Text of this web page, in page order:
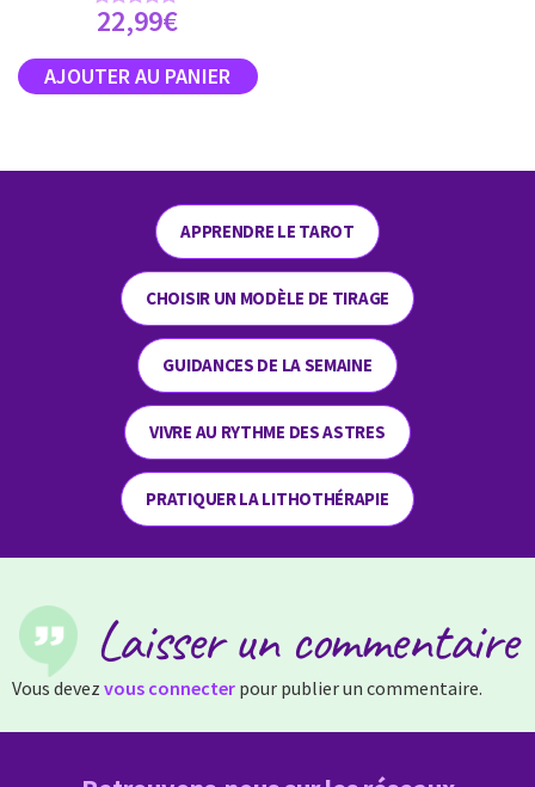
Note
4.89
22,99€
APPRENDRE LE TAROT
CHOISIR UN MODÈLE DE TIRAGE
GUIDANCES DE LA SEMAINE
VIVRE AU RYTHME DES ASTRES
PRATIQUER LA LITHOTHÉRAPIE
Laisser un commentaire
Vous devez vous connecter pour publier un commentaire.